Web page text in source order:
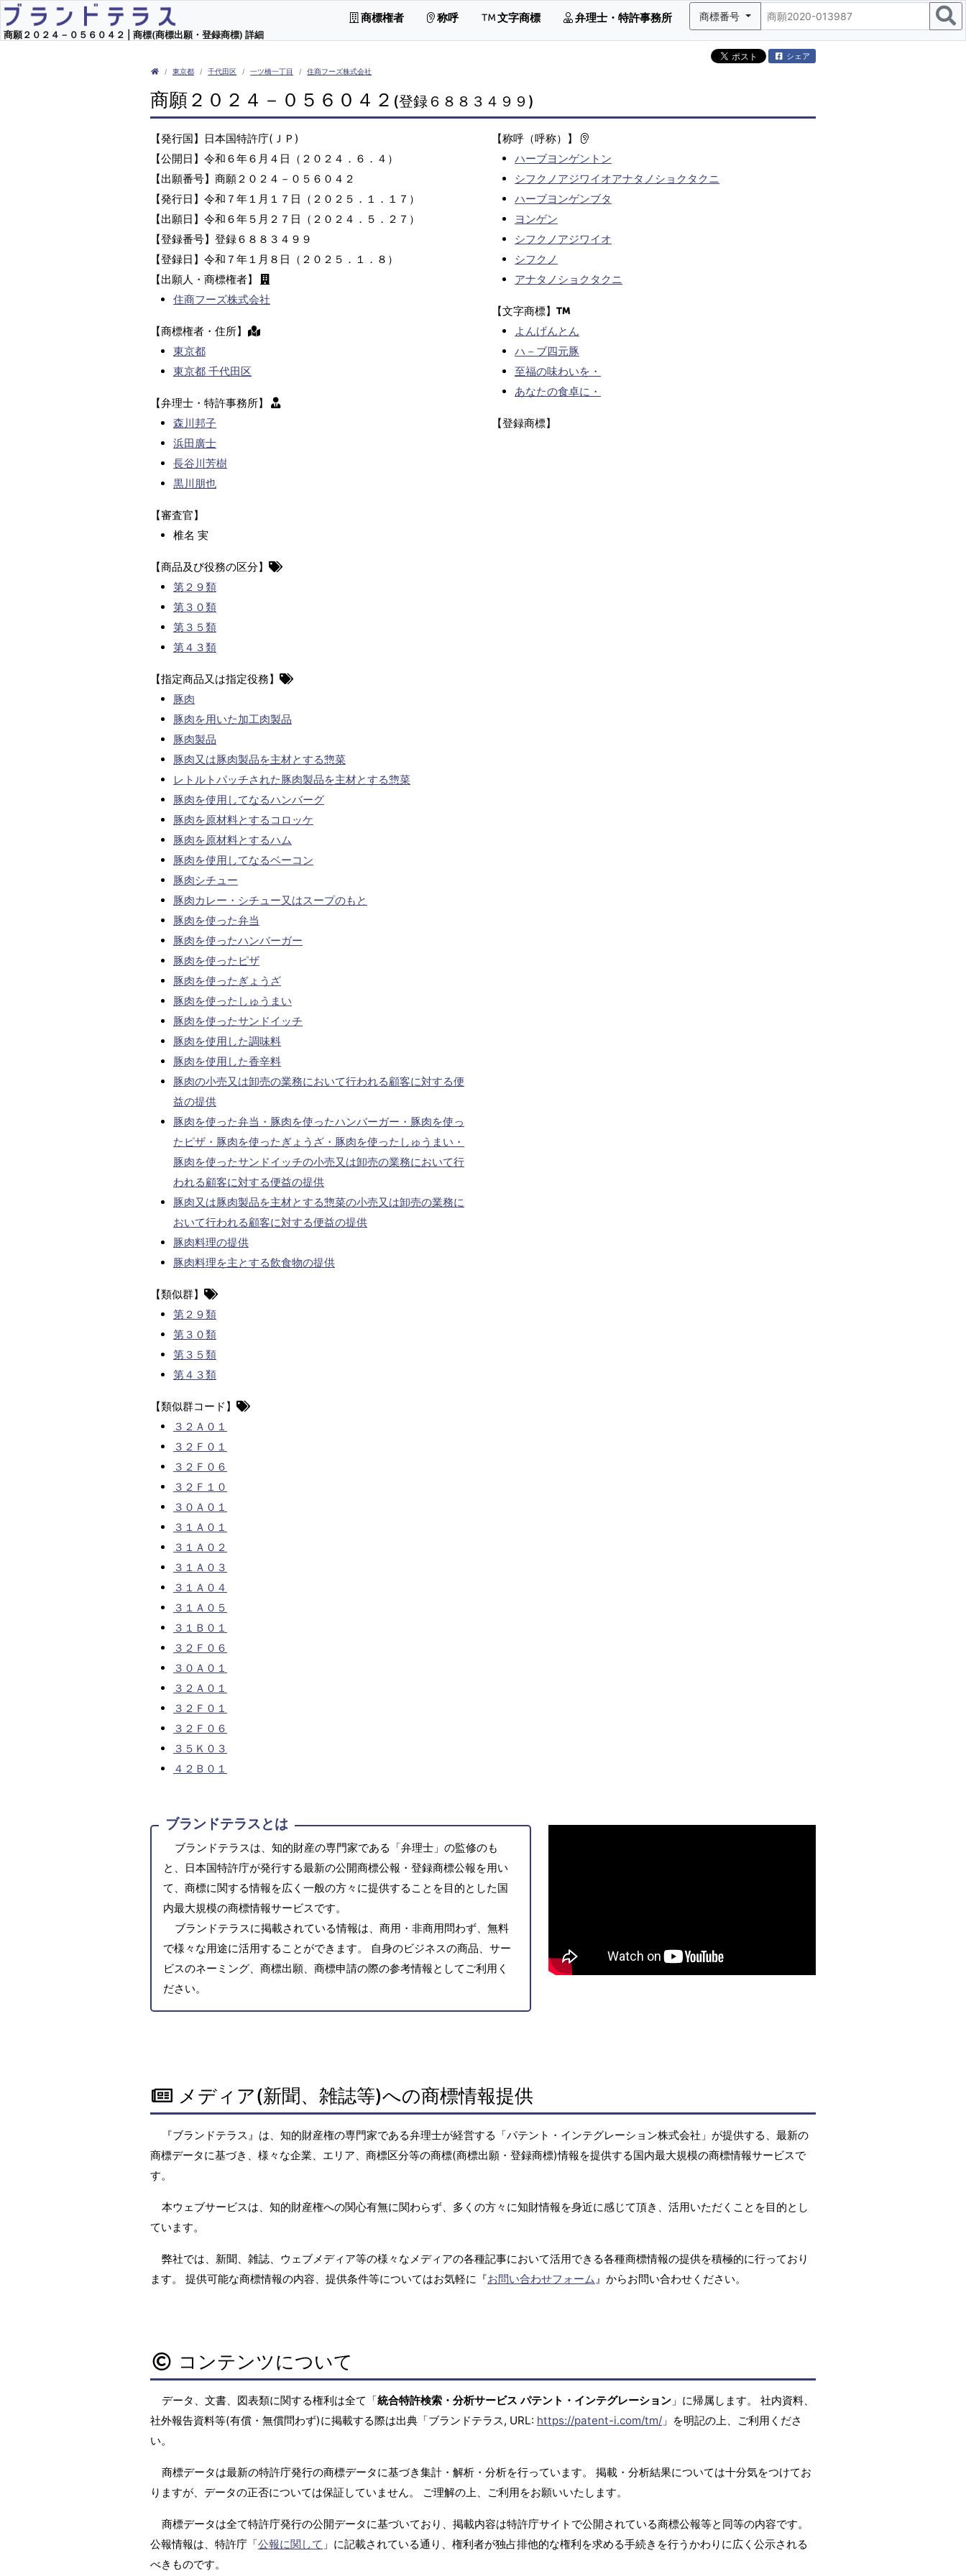
商願２０２４－０５６０４２ | 商標(商標出願・登録商標) 詳細
商標権者 称呼 文字商標 弁理士・特許事務所 商標番号
シェア
東京都 千代田区 一ツ橋一丁目 住商フーズ株式会社
商願２０２４－０５６０４２ (登録６８８３４９９)
【発行国】日本国特許庁(ＪＰ)
【公開日】令和６年６月４日（２０２４．６．４）
【出願番号】商願２０２４－０５６０４２
【発行日】令和７年１月１７日（２０２５．１．１７）
【出願日】令和６年５月２７日（２０２４．５．２７）
【登録番号】登録６８８３４９９
【登録日】令和７年１月８日（２０２５．１．８）
【出願人・商標権者】
住商フーズ株式会社
【商標権者・住所】
東京都
東京都 千代田区
【弁理士・特許事務所】
森川邦子
浜田廣士
長谷川芳樹
黒川朋也
【審査官】
椎名 実
【商品及び役務の区分】
第２９類
第３０類
第３５類
第４３類
【指定商品又は指定役務】
豚肉
豚肉を用いた加工肉製品
豚肉製品
豚肉又は豚肉製品を主材とする惣菜
レトルトパッチされた豚肉製品を主材とする惣菜
豚肉を使用してなるハンバーグ
豚肉を原材料とするコロッケ
豚肉を原材料とするハム
豚肉を使用してなるベーコン
豚肉シチュー
豚肉カレー・シチュー又はスープのもと
豚肉を使った弁当
豚肉を使ったハンバーガー
豚肉を使ったピザ
豚肉を使ったぎょうざ
豚肉を使ったしゅうまい
豚肉を使ったサンドイッチ
豚肉を使用した調味料
豚肉を使用した香辛料
豚肉の小売又は卸売の業務において行われる顧客に対する便
益の提供
豚肉を使った弁当・豚肉を使ったハンバーガー・豚肉を使っ
たピザ・豚肉を使ったぎょうざ・豚肉を使ったしゅうまい・
豚肉を使ったサンドイッチの小売又は卸売の業務において行
われる顧客に対する便益の提供
豚肉又は豚肉製品を主材とする惣菜の小売又は卸売の業務に
おいて行われる顧客に対する便益の提供
豚肉料理の提供
豚肉料理を主とする飲食物の提供
【類似群】
第２９類
第３０類
第３５類
第４３類
【類似群コード】
３２Ａ０１
３２Ｆ０１
３２Ｆ０６
３２Ｆ１０
３０Ａ０１
３１Ａ０１
３１Ａ０２
３１Ａ０３
３１Ａ０４
３１Ａ０５
３１Ｂ０１
３２Ｆ０６
３０Ａ０１
３２Ａ０１
３２Ｆ０１
３２Ｆ０６
３５Ｋ０３
４２Ｂ０１
【称呼（呼称）】
ハーブヨンゲントン
シフクノアジワイオアナタノショクタクニ
ハーブヨンゲンブタ
ヨンゲン
シフクノアジワイオ
シフクノ
アナタノショクタクニ
【文字商標】
よんげんとん
ハ－ブ四元豚
至福の味わいを・
あなたの食卓に・
【登録商標】
ブランドテラスとは
ブランドテラスは、知的財産の専門家である「弁理士」の監修のも
と、日本国特許庁が発行する最新の公開商標公報・登録商標公報を用い
て、商標に関する情報を広く一般の方々に提供することを目的とした国
内最大規模の商標情報サービスです。
ブランドテラスに掲載されている情報は、商用・非商用問わず、無料
で様々な用途に活用することができます。 自身のビジネスの商品、サー
ビスのネーミング、商標出願、商標申請の際の参考情報としてご利用く
ださい。
メディア(新聞、雑誌等)への商標情報提供
『ブランドテラス』は、知的財産権の専門家である弁理士が経営する「パテント・インテグレーション株式会社」が提供する、最新の
商標データに基づき、様々な企業、エリア、商標区分等の商標(商標出願・登録商標)情報を提供する国内最大規模の商標情報サービスで
す。
本ウェブサービスは、知的財産権への関心有無に関わらず、多くの方々に知財情報を身近に感じて頂き、活用いただくことを目的とし
ています。
弊社では、新聞、雑誌、ウェブメディア等の様々なメディアの各種記事において活用できる各種商標情報の提供を積極的に行っており
ます。 提供可能な商標情報の内容、提供条件等についてはお気軽に『お問い合わせフォーム 』からお問い合わせください。
コンテンツについて
データ、文書、図表類に関する権利は全て「統合特許検索・分析サービス パテント・インテグレーション 」に帰属します。 社内資料、
社外報告資料等(有償・無償問わず)に掲載する際は出典「ブランドテラス, URL: https://patent-i.com/tm/ 」を明記の上、ご利用くださ
い。
商標データは最新の特許庁発行の商標データに基づき集計・解析・分析を行っています。 掲載・分析結果については十分気をつけてお
りますが、データの正否については保証していません。 ご理解の上、ご利用をお願いいたします。
商標データは全て特許庁発行の公開データに基づいており、掲載内容は特許庁サイトで公開されている商標公報等と同等の内容です。
公報情報は、特許庁「公報に関して 」に記載されている通り、権利者が独占排他的な権利を求める手続きを行うかわりに広く公示される
べきものです。